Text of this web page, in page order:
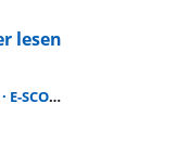
E-SCOOTER